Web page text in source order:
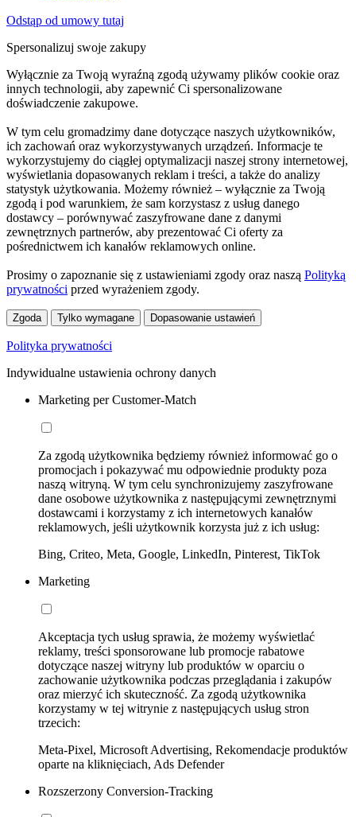
Odstąp od umowy tutaj
Spersonalizuj swoje zakupy
Wyłącznie za Twoją wyraźną zgodą używamy plików cookie oraz
innych technologii, aby zapewnić Ci spersonalizowane
doświadczenie zakupowe.
W tym celu gromadzimy dane dotyczące naszych użytkowników,
ich zachowań oraz wykorzystywanych urządzeń. Informacje te
wykorzystujemy do ciągłej optymalizacji naszej strony internetowej,
wyświetlania dopasowanych reklam i treści, a także do analizy
statystyk użytkowania. Możemy również – wyłącznie za Twoją
zgodą i pod warunkiem, że sam korzystasz z usług danego
dostawcy – porównywać zaszyfrowane dane z danymi
zewnętrznych partnerów, aby prezentować Ci oferty za
pośrednictwem ich kanałów reklamowych online.
Prosimy o zapoznanie się z ustawieniami zgody oraz naszą Polityką
prywatności przed wyrażeniem zgody.
Zgoda Tylko wymagane Dopasowanie ustawień
Polityka prywatności
Indywidualne ustawienia ochrony danych
Marketing per Customer-Match
Za zgodą użytkownika będziemy również informować go o
promocjach i pokazywać mu odpowiednie produkty poza
naszą witryną. W tym celu synchronizujemy zaszyfrowane
dane osobowe użytkownika z następującymi zewnętrznymi
dostawcami i korzystamy z ich internetowych kanałów
reklamowych, jeśli użytkownik korzysta już z ich usług:
Bing, Criteo, Meta, Google, LinkedIn, Pinterest, TikTok
Marketing
Akceptacja tych usług sprawia, że możemy wyświetlać
reklamy, treści sponsorowane lub promocje rabatowe
dotyczące naszej witryny lub produktów w oparciu o
zachowanie użytkownika podczas przeglądania i zakupów
oraz mierzyć ich skuteczność. Za zgodą użytkownika
korzystamy w tej witrynie z następujących usług stron
trzecich:
Meta-Pixel, Microsoft Advertising, Rekomendacje produktów
oparte na kliknięciach, Ads Defender
Rozszerzony Conversion-Tracking